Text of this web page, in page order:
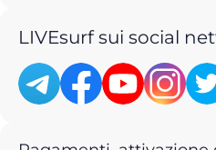
LIVEsurf sui social